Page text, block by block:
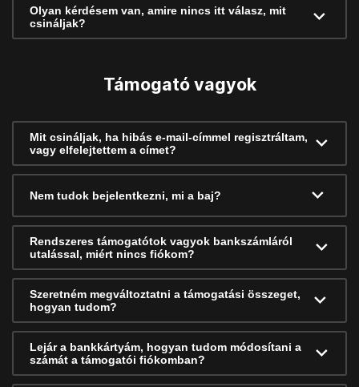
Olyan kérdésem van, amire nincs itt válasz, mit
csináljak?
Támogató vagyok
Mit csináljak, ha hibás e-mail-címmel regisztráltam,
vagy elfelejtettem a címet?
Nem tudok bejelentkezni, mi a baj?
Rendszeres támogatótok vagyok bankszámláról
utalással, miért nincs fiókom?
Szeretném megváltoztatni a támogatási összeget,
hogyan tudom?
Lejár a bankkártyám, hogyan tudom módosítani a
számát a támogatói fiókomban?